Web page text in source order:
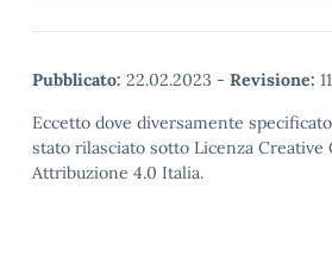
Pubblicato: 22.02.2023 - Revisione:
Eccetto dove diversamente
stato rilasciato sotto Licenza Creative
Attribuzione 4.0 Italia.